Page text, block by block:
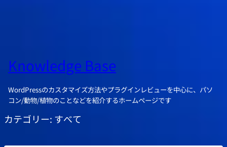
Knowledge Base
WordPressのカスタマイズ方法やプラグインレビューを中心に、パソ
コン/動物/植物のことなどを紹介するホームページです
カテゴリー: すべて